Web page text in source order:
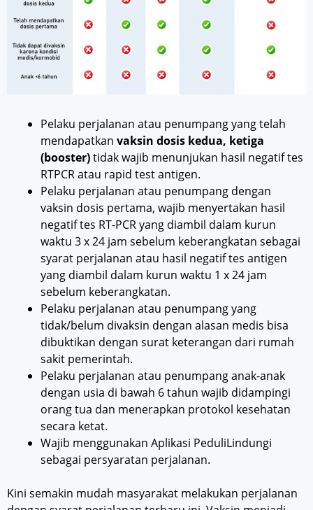
Pelaku perjalanan atau penumpang yang telah
mendapatkan vaksin dosis kedua, ketiga
(booster)tidak wajib menunjukan hasil negatif tes
RTPCR atau rapid test antigen.
Pelaku perjalanan atau penumpang dengan
vaksin dosis pertama, wajib menyertakan hasil
negatif tes RT-PCR yang diambil dalam kurun
waktu 3 x 24 jam sebelum keberangkatan sebagai
syarat perjalanan atau hasil negatif tes antigen
yang diambil dalam kurun waktu 1 x 24 jam
sebelum keberangkatan.
Pelaku perjalanan atau penumpang yang
tidak/belum divaksin dengan alasan medis bisa
dibuktikan dengan surat keterangan dari rumah
sakit pemerintah.
Pelaku perjalanan atau penumpang anak-anak
dengan usia di bawah 6 tahun wajib didampingi
orang tua dan menerapkan protokol kesehatan
secara ketat.
Wajib menggunakan Aplikasi PeduliLindungi
sebagai persyaratan perjalanan.
Kini semakin mudah masyarakat melakukan perjalanan